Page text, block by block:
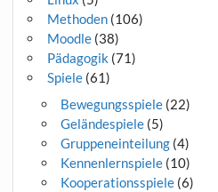
Methoden(106)
Moodle(38)
Pädagogik (71)
Spiele(61)
Bewegungsspiele(22)
Geländespiele(5)
Gruppeneinteilung(4)
Kennenlernspiele(10)
Kooperationsspiele(6)